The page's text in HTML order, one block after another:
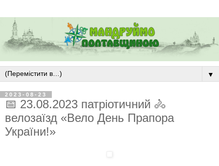
▼
2023-08-23
📅 23.08.2023 патріотичний 🚴
велозаїзд «Вело День Прапора
України!»